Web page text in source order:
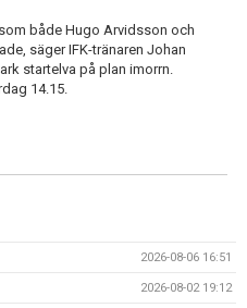
både Hugo Arvidsson och
säger IFK-tränaren Johan
startelva på plan imorrn.
14.15.
2026-08-06 16:51
2026-08-02 19:12